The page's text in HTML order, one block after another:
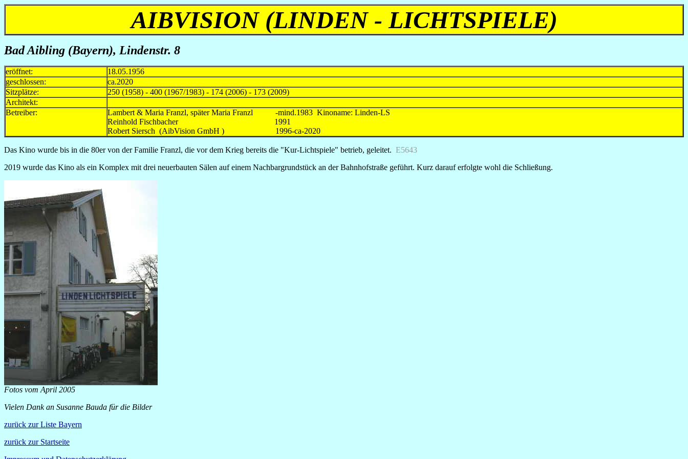
AIBVISION (LINDEN - LICHTSPIELE)
Bad Aibling (Bayern), Lindenstr. 8
eröffnet:
18.05.1956
geschlossen:
ca.2020
Sitzplätze:
250 (1958) - 400 (1967/1983) - 174 (2006) - 173 (2009)
Architekt:
Betreiber:
Lambert & Maria Franzl, später Maria Franzl -mind.1983 Kinoname: Linden-LS
Reinhold Fischbacher 1991
Robert Siersch (AibVision GmbH ) 1996-ca-2020
Das Kino wurde bis in die 80er von der Familie Franzl, die vor dem Krieg bereits die "Kur-Lichtspiele" betrieb, geleitet. E5643
2019 wurde das Kino als ein Komplex mit drei neuerbauten Sälen auf einem Nachbargrundstück an der Bahnhofstraße geführt. Kurz darauf erfolgte wohl die Schließung.
Fotos vom April 2005
Vielen Dank an Susanne Bauda für die Bilder
zurück zur Liste Bayern
zurück zur Startseite